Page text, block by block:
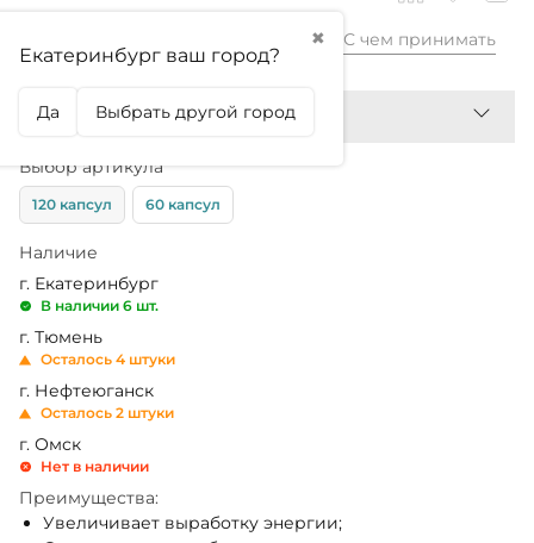
✖
Екатеринбург ваш город?
Да Выбрать другой город
3 660,99₽ С чем принимать
Выбор артикула
120 капсул 60 капсул
Наличие
г. Екатеринбург
В наличии 6 шт.
г. Тюмень
Осталось 4 штуки
г. Нефтеюганск
Осталось 2 штуки
г. Омск
Нет в наличии
Преимущества:
Увеличивает выработку энергии;